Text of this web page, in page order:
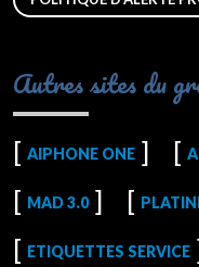
Autres sites du
AIPHONE ONE
MAD 3.0
ETIQUETTES SERVICE